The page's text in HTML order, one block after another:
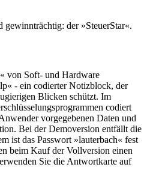
der »SteuerStar«.
von Soft- und Hardware
- ein codierter Notizblock, der
Blicken schützt. Im
codiert
vorgegebenen Daten und
Bei der Demoversion entfällt die
ist das Passwort »lauterbach« fest
beim Kauf der Vollversion einen
Sie die Antwortkarte auf